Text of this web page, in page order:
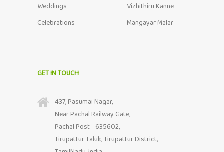
Weddings
Vizhithiru Kanne
Celebrations
Mangayar Malar
GET IN TOUCH
437, Pasumai Nagar,
Near Pachal Railway Gate,
Pachal Post - 635602,
Tirupattur Taluk, Tirupattur District,